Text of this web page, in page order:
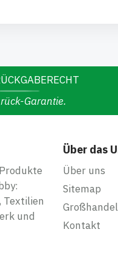
Garantie.
Textilien
und
Über das
Über uns
Sitemap
Kontakt